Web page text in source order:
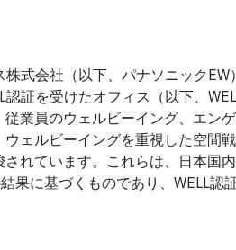
式会社（以下、パナソニックEW
証を受けたオフィス（以下、
業員のウェルビーイング、エンゲ
ェルビーイングを重視した空間
れています。これらは、日本国
果に基づくものであり、WELL認